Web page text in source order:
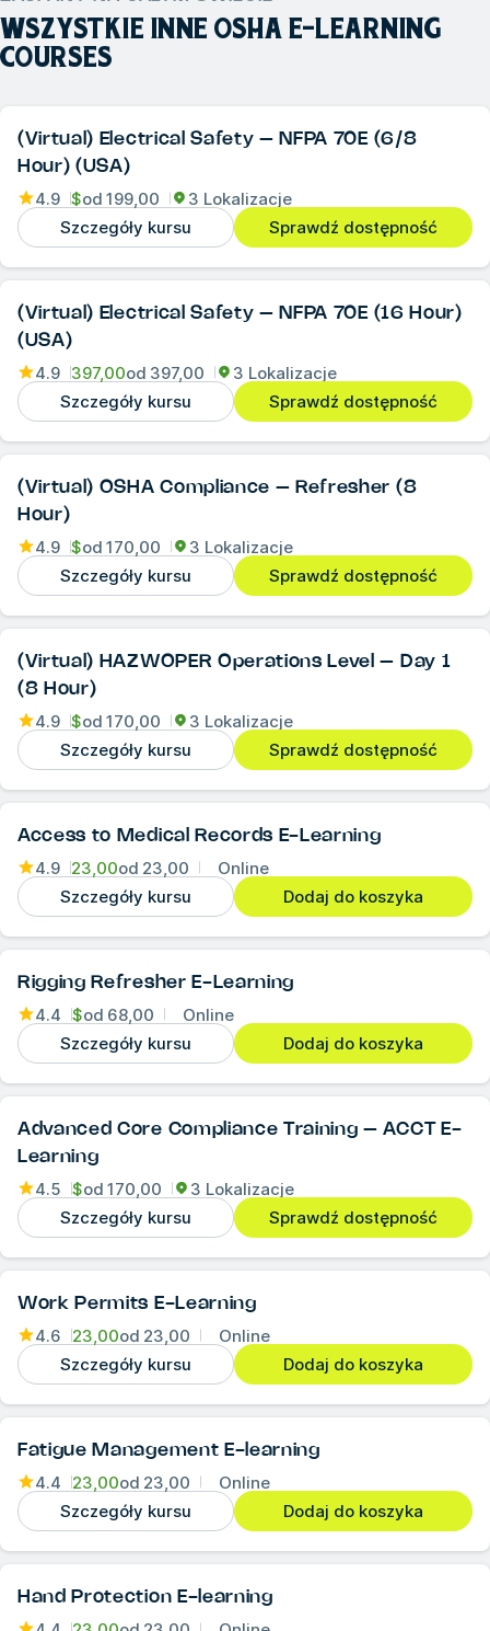
WSZYSTKIE INNEOSHA E-LEARNING
COURSES
(Virtual) Electrical Safety – NFPA 70E (6/8
Hour) (USA)
4.9 $od 199,00
3 Lokalizacje
Szczegóły kursu
Sprawdź dostępność
(Virtual) Electrical Safety – NFPA 70E (16 Hour)
(USA)
4.9 397,00od 397,00
3 Lokalizacje
Szczegóły kursu
Sprawdź dostępność
(Virtual) OSHA Compliance – Refresher (8
Hour)
4.9 $od 170,00
3 Lokalizacje
Szczegóły kursu
Sprawdź dostępność
(Virtual) HAZWOPER Operations Level – Day 1
(8 Hour)
4.9 $od 170,00
3 Lokalizacje
Szczegóły kursu
Sprawdź dostępność
Access to Medical Records E-Learning
4.9 23,00od 23,00
Online
Szczegóły kursu
Dodaj do koszyka
Rigging Refresher E-Learning
4.4 $od 68,00
Online
Szczegóły kursu
Dodaj do koszyka
Advanced Core Compliance Training – ACCT E-
Learning
4.5 $od 170,00
3 Lokalizacje
Szczegóły kursu
Sprawdź dostępność
Work Permits E-Learning
4.6 23,00od 23,00
Online
Szczegóły kursu
Dodaj do koszyka
Fatigue Management E-learning
4.4 23,00od 23,00
Online
Szczegóły kursu
Dodaj do koszyka
Hand Protection E-learning